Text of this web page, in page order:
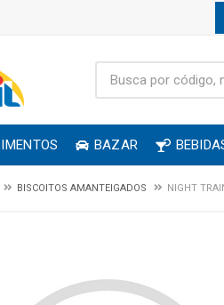
BAZAR
BISCOITOS AMANTEIGADOS NIGHT